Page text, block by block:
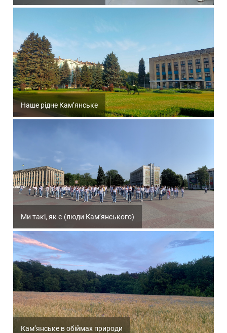
Наше рідне Кам’янське
Ми такі, як є (люди Кам’янського)
Кам’янське в обіймах природи